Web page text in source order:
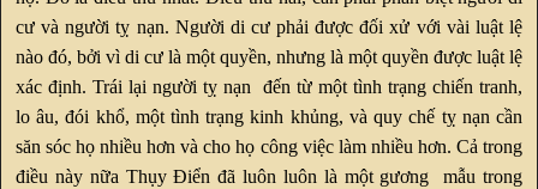
cư và người tỵ nạn. Người di cư phải được đối xử với vài luật lệ
nào đó, bởi vì di cư là một quyền, nhưng là một quyền được luật lệ
xác định. Trái lại người tỵ nạn đến từ một tình trạng chiến tranh,
lo âu, đói khổ, một tình trạng kinh khủng, và quy chế tỵ nạn cần
săn sóc họ nhiều hơn và cho họ công việc làm nhiều hơn. Cả trong
điều này nữa Thụy Điển đã luôn luôn là một gương mẫu trong